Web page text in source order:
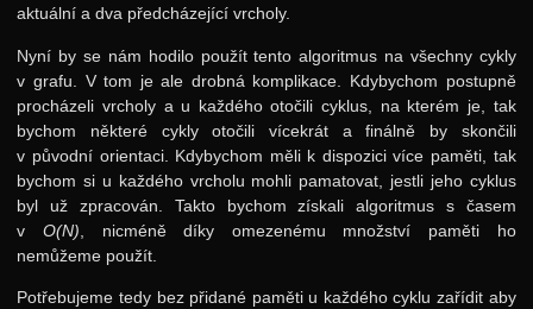
aktuální a dva předcházející vrcholy.
Nyní by se nám hodilo použít tento algoritmus na všechny cykly
v grafu. V tom je ale drobná komplikace. Kdybychom postupně
procházeli vrcholy a u každého otočili cyklus, na kterém je, tak
bychom některé cykly otočili vícekrát a finálně by skončili
v původní orientaci. Kdybychom měli k dispozici více paměti, tak
bychom si u každého vrcholu mohli pamatovat, jestli jeho cyklus
byl už zpracován. Takto bychom získali algoritmus s časem
v O(N) , nicméně díky omezenému množství paměti ho
nemůžeme použít.
Potřebujeme tedy bez přidané paměti u každého cyklu zařídit aby